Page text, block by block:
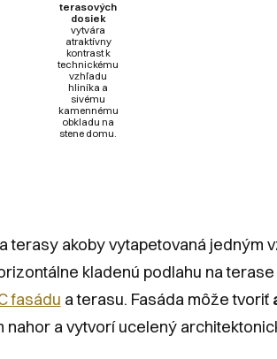
terasových
dosiek
vytvára
atraktívny
kontrast k
technickému
vzhľadu
hliníka a
sivému
kamennému
obkladu na
stene domu.
terasy akoby vytapetovaná jedným
kladenú podlahu na
fasádu a terasu. Fasáda môže tvoriť
a vytvorí ucelený